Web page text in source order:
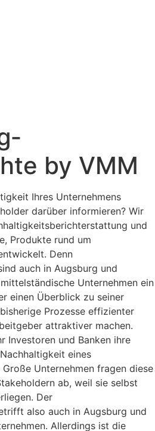
by VMM
Ihres Unternehmens
darüber informieren? Wir
und
Produkte rund um
Denn
auch in Augsburg und
Unternehmen ein
einen Überblick zu seiner
Prozesse effizienter
attraktiver machen.
Investoren und Banken ihre
eines
Unternehmen fragen diese
ab, weil sie selbst
Der
also auch in Augsburg und
Allerdings ist die